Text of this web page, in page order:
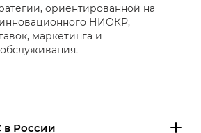
ориентированной на
инновационного НИОКР,
маркетинга и
в России